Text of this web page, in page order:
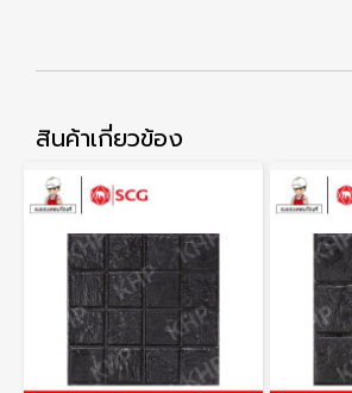
สินค้าเกี่ยวข้อง